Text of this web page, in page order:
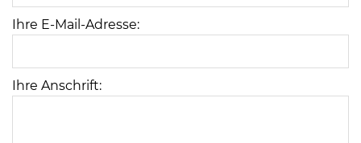
Fr
08
Uhr
Ihre E-Mail-Adresse:
Ihre Anschrift: